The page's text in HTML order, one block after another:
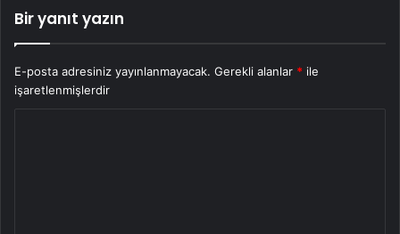
Bir yanıt yazın
E-posta adresiniz yayınlanmayacak. Gerekli alanlar * ile
işaretlenmişlerdir